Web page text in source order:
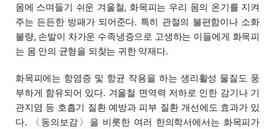
몸에 스며들기 쉬운 겨울철, 화목피는 우리 몸의 온기를 지켜
주는 든든한 방패가 되어준다. 특히 관절의 불편함이나 소화
불량, 손발이 차가운 수족냉증으로 고생하는 이들에게 화목피
는 몸 안의 균형을 되찾는 귀한 약재다.
화목피에는 항염증 및 항균 작용을 하는 생리활성 물질도 풍
부하게 함유되어 있다. 겨울철 면역력 저하로 인한 감기나 기
관지염 등 호흡기 질환 예방과 피부 질환 개선에도 효과가 있
다. 〈동의보감〉을 비롯한 여러 한의학서에서는 화목피가